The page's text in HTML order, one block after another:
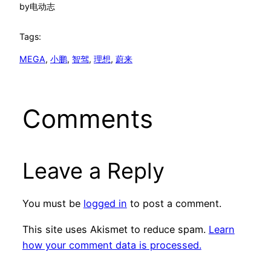
by电动志
Tags:
MEGA, 小鹏, 智驾, 理想, 蔚来
Comments
Leave a Reply
You must be logged in to post a comment.
This site uses Akismet to reduce spam. Learn
how your comment data is processed.